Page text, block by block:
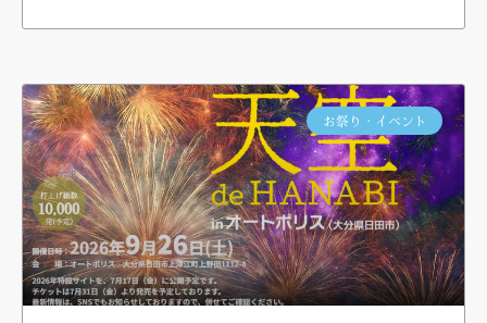
お祭り・イベント